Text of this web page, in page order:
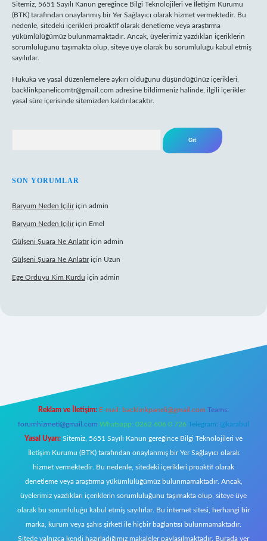
Sitemiz, 5651 Sayılı Kanun gereğince Bilgi Teknolojileri ve İletişim Kurumu
(BTK) tarafından onaylanmış bir Yer Sağlayıcı olarak hizmet vermektedir. Bu
nedenle, sitedeki içerikleri proaktif olarak denetleme veya araştırma
yükümlülüğümüz bulunmamaktadır. Ancak, üyelerimiz yazdıkları içeriklerin
sorumluluğunu taşımakta olup, siteye üye olarak bu sorumluluğu kabul etmiş
sayılırlar.
Hukuka ve yasal düzenlemelere aykırı olduğunu düşündüğünüz içerikleri,
backlinkpanelicomtr@gmail.com adresine bildirmeniz halinde, ilgili içerikler
yasal süre içerisinde sitemizden kaldırılacaktır.
SON YORUMLAR
Baryum Neden Içiliriçin admin
Baryum Neden Içiliriçin Emel
Gülşeni Şuara Ne Anlatıriçin admin
Gülşeni Şuara Ne Anlatıriçin Uzun
Ege Orduyu Kim Kurdu için admin
Reklam ve İletişim: E-mail: backlinkpaneli@gmail.com Teams:
forumhizmeti@gmail.com Whatsapp: 0262 606 0 726 Telegram: @karabul
Yasal Uyarı: Sitemiz, 5651 Sayılı Kanun gereğince Bilgi Teknolojileri ve
İletişim Kurumu (BTK) tarafından onaylanmış bir Yer Sağlayıcı olarak
hizmet vermektedir. Bu nedenle, sitedeki içerikleri proaktif olarak
denetleme veya araştırma yükümlülüğümüz bulunmamaktadır. Ancak,
üyelerimiz yazdıkları içeriklerin sorumluluğunu taşımakta olup, siteye üye
olarak bu sorumluluğu kabul etmiş sayılırlar. Bu internet sitesi, herhangi bir
marka, kurum veya şahıs şirketi ile hiçbir bağlantısı bulunmamaktadır.
Sitede yalnızca kendi hazırladığımız makaleler paylaşılmaktadır. Burada yer